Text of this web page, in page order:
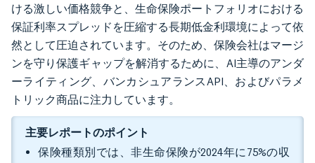
ける激しい価格競争と、生命保険ポートフォリオにおける
保証利率スプレッドを圧縮する長期低金利環境によって依
然として圧迫されています。そのため、保険会社はマージ
ンを守り保護ギャップを解消するために、AI主導のアンダ
ーライティング、バンカシュアランスAPI、およびパラメ
トリック商品に注力しています。
主要レポートのポイント
保険種類別では、非生命保険が2024年に75%の収